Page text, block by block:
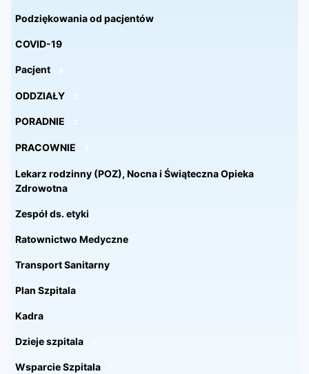
Podziękowania od pacjentów
COVID-19
Pacjent 8
ODDZIAŁY 2
PORADNIE 2
PRACOWNIE 2
Lekarz rodzinny (POZ), Nocna i Świąteczna Opieka
Zdrowotna
Zespół ds. etyki
Ratownictwo Medyczne
Transport Sanitarny
Plan Szpitala
Kadra
Dzieje szpitala
Wsparcie Szpitala